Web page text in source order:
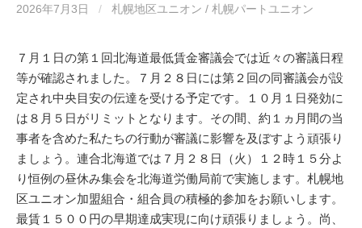
2026年7月3日 / 札幌地区ユニオン / 札幌パートユニオン
７月１日の第１回北海道最低賃金審議会では近々の審議日程
等が確認されました。７月２８日には第２回の同審議会が設
定され中央目安の伝達を受ける予定です。１０月１日発効に
は８月５日がリミットとなります。その間、約１ヵ月間の当
事者を含めた私たちの行動が審議に影響を及ぼすよう頑張り
ましょう。連合北海道では７月２８日（火）１２時１５分よ
り恒例の昼休み集会を北海道労働局前で実施します。札幌地
区ユニオン加盟組合・組合員の積極的参加をお願いします。
最賃１５００円の早期達成実現に向け頑張りましょう。尚、